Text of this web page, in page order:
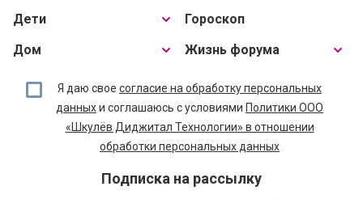
Дети
Дом
Гороскоп
Жизнь форума
Я даю свое согласие на обработку персональных
данныхи соглашаюсь с условиями Политики ООО
«Шкулёв Диджитал Технологии» в отношении
обработки персональных данных
Подписка на рассылку